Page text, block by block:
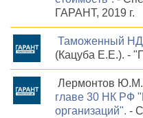
ГАРАНТ, 2019 г.
Таможенный
(Кацуба Е.Е.). -
Лермонтов Ю.М.
главе 30 НК РФ
организаций". -